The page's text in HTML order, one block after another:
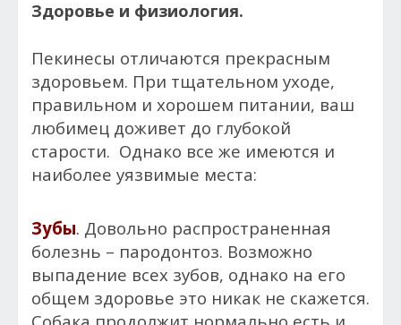
Здоровье и физиология.
Пекинесы отличаются прекрасным
здоровьем. При тщательном уходе,
правильном и хорошем питании, ваш
любимец доживет до глубокой
старости. Однако все же имеются и
наиболее уязвимые места:
Зубы. Довольно распространенная
болезнь – пародонтоз. Возможно
выпадение всех зубов, однако на его
общем здоровье это никак не скажется.